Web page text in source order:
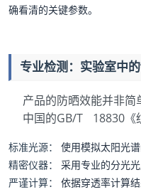
确看清的关键参数。
专业检测：实验室中
产品的防晒效能并非
中国的GB/T 18830《
标准光源：
使用模拟太阳光
精密仪器：
采用专业的分光
严谨计算：
依据穿透率计算结